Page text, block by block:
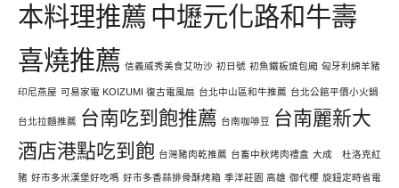
本料理推薦 中壢元化路和牛壽
喜燒推薦 信義威秀美食艾叻沙 初日號 初魚鐵板燒包廂 匈牙利綿羊豬
印尼燕屋 可易家電 KOIZUMI 復古電風扇 台北中山區和牛推薦 台北公館平價小火鍋
台北拉麵推薦 台南吃到飽推薦 台南咖啡豆 台南麗新大
酒店港點吃到飽 台灣豬肉乾推薦 台畜中秋烤肉禮盒 大成 杜洛克紅
豬 好市多米漢堡好吃嗎 好市多香蒜排骨酥烤箱 季洋莊園 高雄 御代櫻 旋鈕定時省電